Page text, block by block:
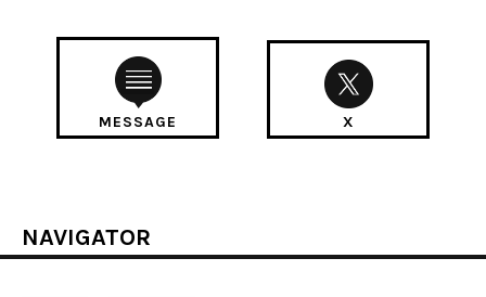
MESSAGE X
NAVIGATOR